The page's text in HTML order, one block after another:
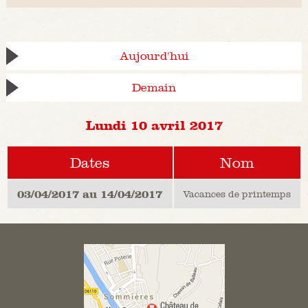
Aujourd'hui
Demain
Lundi 10 avril 2017
Dates Nom
03/04/2017 au 14/04/2017 Vacances de printemps